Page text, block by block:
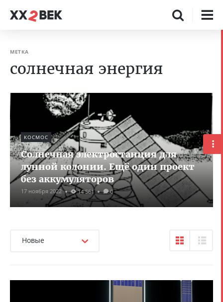
МЕТКА
солнечная энергия
КОСМОС
Солнечная электростанция для
лунной колонии. Ещё один проект
без аккумуляторов
17 ноября 2022 14 561 0
Новые